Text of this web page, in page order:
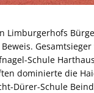
Limburgerhofs
Schule
dominierte die
Dürer-Schule